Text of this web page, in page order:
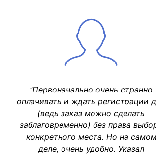
"Первоначально очень странно
оплачивать и ждать регистрации
(ведь заказ можно сделать
заблаговременно) без права
конкретного места. Но на самом
деле, очень удобно. Указал